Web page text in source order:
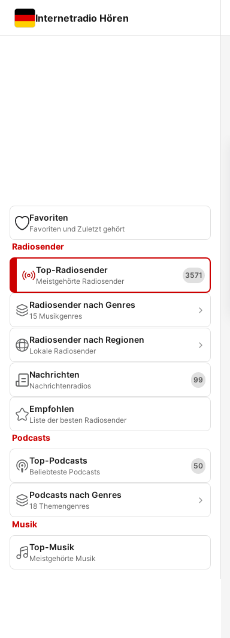
Internetradio Hören
Favoriten
Favoriten und Zuletzt gehört
Radiosender
Top-Radiosender
Meistgehörte Radiosender
3571
Radiosender nach Genres
15 Musikgenres
Radiosender nach Regionen
Lokale Radiosender
Nachrichten
Nachrichtenradios
99
Empfohlen
Liste der besten Radiosender
Podcasts
Top-Podcasts
Beliebteste Podcasts
50
Podcasts nach Genres
18 Themengenres
Musik
Top-Musik
Meistgehörte Musik